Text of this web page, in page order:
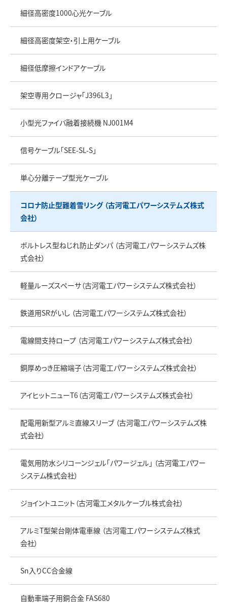
細径高密度1000心光ケーブル
細径高密度架空・引上用ケーブル
細径低摩擦インドアケーブル
架空専用クロージャ「J396L3」
小型光ファイバ融着接続機 NJ001M4
信号ケーブル「SEE-SL-S」
単心分離テープ型光ケーブル
コロナ防止型難着雪リング （古河電工パワーシステムズ株式
会社）
ボルトレス型ねじれ防止ダンパ （古河電工パワーシステムズ株
式会社）
軽量ルーズスペーサ（古河電工パワーシステムズ株式会社）
鉄道用SRがいし （古河電工パワーシステムズ株式会社）
電線間支持ロープ （古河電工パワーシステムズ株式会社）
銅厚めっき圧縮端子（古河電工パワーシステムズ株式会社）
アイヒットニューT6（古河電工パワーシステムズ株式会社）
配電用新型アルミ直線スリーブ （古河電工パワーシステムズ株
式会社）
電気用防水シリコーンジェル「パワージェル」 （古河電工パワー
システム株式会社）
ジョイントユニット（古河電工メタルケーブル株式会社）
アルミT型架台剛体電車線 （古河電工パワーシステムズ株式
会社）
Sn入りCC合金線
自動車端子用銅合金 FAS680